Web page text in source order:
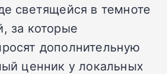
светящейся в темноте
за которые
дополнительную
ценник у локальных